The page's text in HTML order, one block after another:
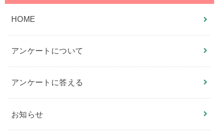
HOME
アンケートについて
アンケートに答える
お知らせ